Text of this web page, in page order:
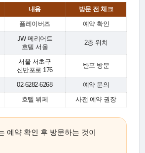
내용 방문 전 체크
플레이버즈 예약 확인
JW 메리어트
호텔 서울
2층 위치
서울 서초구
신반포로 176
반포 방문
02-6282-6268 예약 문의
호텔 뷔페 사전 예약 권장
예약 확인 후 방문하는 것이